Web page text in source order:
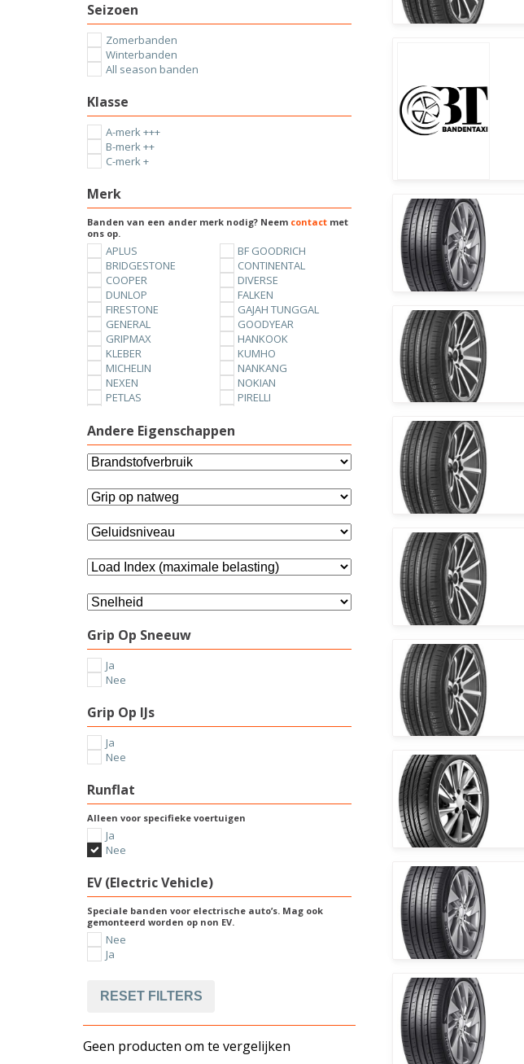
Seizoen
Zomerbanden
Winterbanden
All season banden
Klasse
A-merk +++
B-merk ++
C-merk +
Merk
Banden van een ander merk nodig? Neem contact met
ons op.
APLUS
BF GOODRICH
BRIDGESTONE
CONTINENTAL
COOPER
DIVERSE
DUNLOP
FALKEN
FIRESTONE
GAJAH TUNGGAL
GENERAL
GOODYEAR
GRIPMAX
HANKOOK
KLEBER
KUMHO
MICHELIN
NANKANG
NEXEN
NOKIAN
PETLAS
PIRELLI
UNIROYAL
YOKOHAMA
Andere Eigenschappen
Grip Op Sneeuw
Ja
Nee
Grip Op IJs
Ja
Nee
Runflat
Alleen voor specifieke voertuigen
Ja
Nee
EV (Electric Vehicle)
Speciale banden voor electrische auto’s. Mag ook
gemonteerd worden op non EV.
Nee
Ja
RESET FILTERS
Geen producten om te vergelijken